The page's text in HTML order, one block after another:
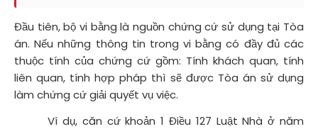
Đầu tiên, bộ vi bằng là nguồn chứng cứ sử dụng tại Tòa
án. Nếu những thông tin trong vi bằng có đầy đủ các
thuộc tính của chứng cứ gồm: Tính khách quan, tính
liên quan, tính hợp pháp thì sẽ được Tòa án sử dụng
làm chứng cứ giải quyết vụ việc.
Ví dụ, căn cứ khoản 1 Điều 127 Luật Nhà ở năm